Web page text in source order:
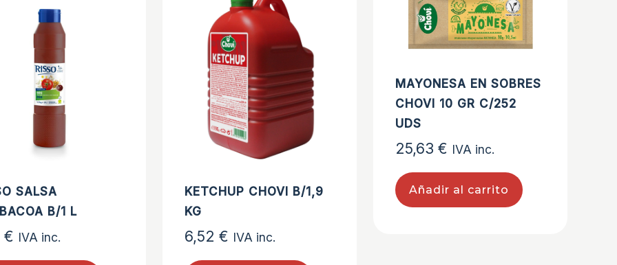
SALSA
B/1 L
€ IVA inc.
KETCHUP CHOVI B/1,9
KG
6,52€ IVA inc.
MAYONESA EN SOBRES
CHOVI 10 GR C/252
UDS
25,63€ IVA inc.
Añadir al carrito